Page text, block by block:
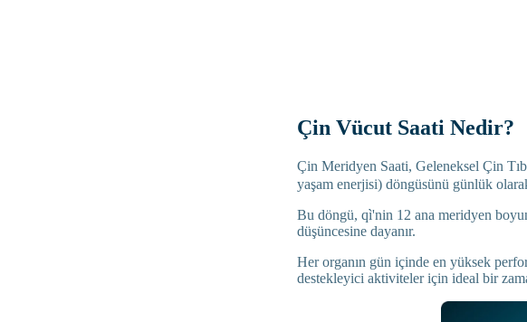
Çin Vücut Saati Nedir?
Çin Meridyen Saati, Geleneksel Çin
yaşam enerjisi) döngüsünü günlük
Bu döngü, qì'nin 12 ana meridyen
düşüncesine dayanır.
Her organın gün içinde en yüksek
destekleyici aktiviteler için ideal bir